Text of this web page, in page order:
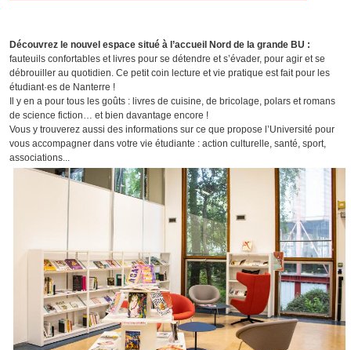
Découvrez le nouvel espace situé à l’accueil Nord de la grande BU :
fauteuils confortables et livres pour se détendre et s’évader, pour agir et se
débrouiller au quotidien. Ce petit coin lecture et vie pratique est fait pour les
étudiant·es de Nanterre !
Il y en a pour tous les goûts : livres de cuisine, de bricolage, polars et romans
de science fiction… et bien davantage encore !
Vous y trouverez aussi des informations sur ce que propose l’Université pour
vous accompagner dans votre vie étudiante : action culturelle, santé, sport,
associations...